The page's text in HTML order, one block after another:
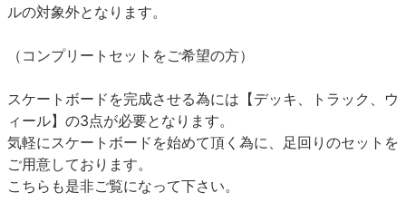
ルの対象外となります。
（コンプリートセットをご希望の方）
スケートボードを完成させる為には【デッキ、トラック、ウ
ィール】の3点が必要となります。
気軽にスケートボードを始めて頂く為に、足回りのセットを
ご用意しております。
こちらも是非ご覧になって下さい。